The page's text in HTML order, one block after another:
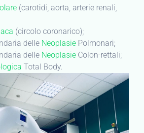
(carotidi, aorta, arterie renali,
(circolo coronarico);
delle Neoplasie Polmonari;
delle Neoplasie Colon-rettali;
Total Body.